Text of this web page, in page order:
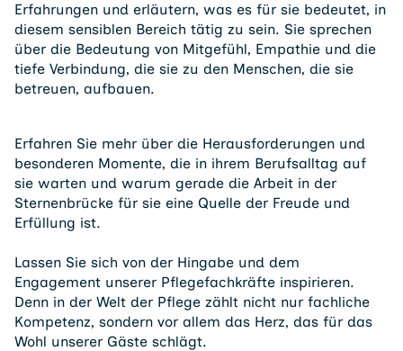
Erfahrungen und erläutern, was es für sie bedeutet, in
diesem sensiblen Bereich tätig zu sein. Sie sprechen
über die Bedeutung von Mitgefühl, Empathie und die
tiefe Verbindung, die sie zu den Menschen, die sie
betreuen, aufbauen.
Erfahren Sie mehr über die Herausforderungen und
besonderen Momente, die in ihrem Berufsalltag auf
sie warten und warum gerade die Arbeit in der
Sternenbrücke für sie eine Quelle der Freude und
Erfüllung ist.
Lassen Sie sich von der Hingabe und dem
Engagement unserer Pflegefachkräfte inspirieren.
Denn in der Welt der Pflege zählt nicht nur fachliche
Kompetenz, sondern vor allem das Herz, das für das
Wohl unserer Gäste schlägt.